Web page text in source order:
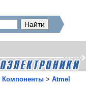
Компоненты > Atmel